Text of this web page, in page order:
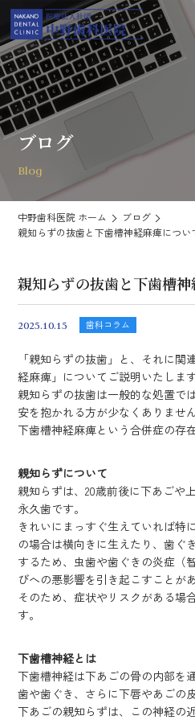
ブログ
Blog
中野歯科医院 ホーム
ブログ
親知らずの抜歯と下歯槽神経麻痺につい
親知らずの抜歯と下歯槽
2025.10.15 歯科コラム
「親知らずの抜歯」と、それに
経麻痺」についてご説明いたします
親知らずの抜歯は一般的な処置で
安を抱かれる方が少なくありませ
下歯槽神経麻痺という合併症の存
親知らずについて
親知らずは、20歳前後に下あごや
永久歯です。
きれいにまっすぐ生えていれば特
の場合は横向きに生えたり、歯ぐ
するため、虫歯や歯ぐきの炎症（
びへの悪影響を引き起こすことが
そのため、症状やリスクがある場
す。
下歯槽神経とは
下歯槽神経は下あごの骨の内部を
歯や歯ぐき、さらに下唇やあごの
下あごの親知らずは、この神経の